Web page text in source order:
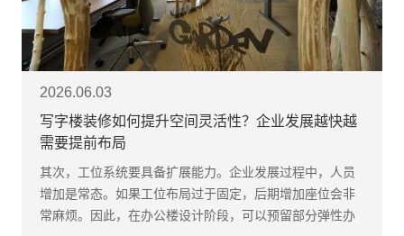
2026.06.03
写字楼装修如何提升空间灵活性？企业发展越快越
需要提前布局
其次，工位系统要具备扩展能力。企业发展过程中，人员
增加是常态。如果工位布局过于固定，后期增加座位会非
常麻烦。因此，在办公楼设计阶段，可以预留部分弹性办